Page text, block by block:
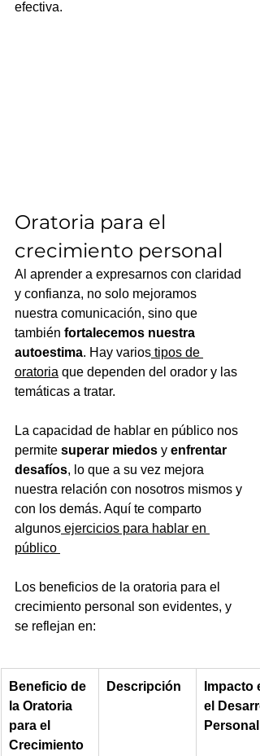
efectiva.
Oratoria para el
crecimiento personal
Al aprender a expresarnos con claridad
y confianza, no solo mejoramos
nuestra comunicación, sino que
también fortalecemos nuestra
autoestima. Hay varios tipos de
oratoria que dependen del orador y las
temáticas a tratar.
La capacidad de hablar en público nos
permite superar miedos y enfrentar
desafíos, lo que a su vez mejora
nuestra relación con nosotros mismos y
con los demás. Aquí te comparto
algunos ejercicios para hablar en
público
Los beneficios de la oratoria para el
crecimiento personal son evidentes, y
se reflejan en:
Beneficio de
la Oratoria
para el
Crecimiento
Descripción
Impacto
el
Personal